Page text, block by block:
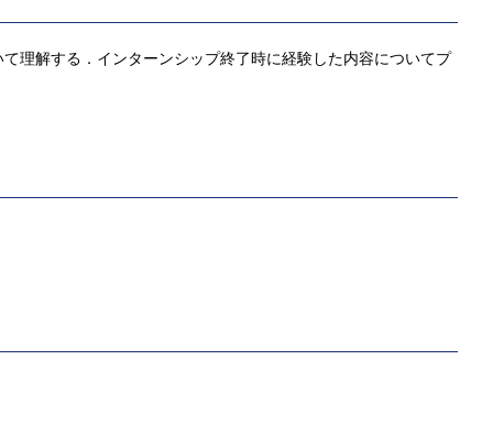
理解する．インターンシップ終了時に経験した内容についてプ